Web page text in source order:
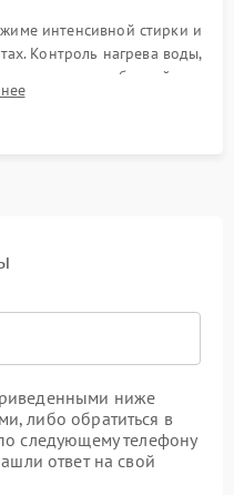
интенсивной стирки и
Контроль нагрева воды,
излишних вибраций,
под корпусом.
ниже
либо обратиться в
следующему телефону
ответ на свой